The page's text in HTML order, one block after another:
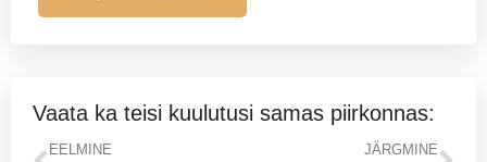
Vaata ka teisi kuulutusi samas piirkonnas:
Prev
EELMINE JÄRGMINE